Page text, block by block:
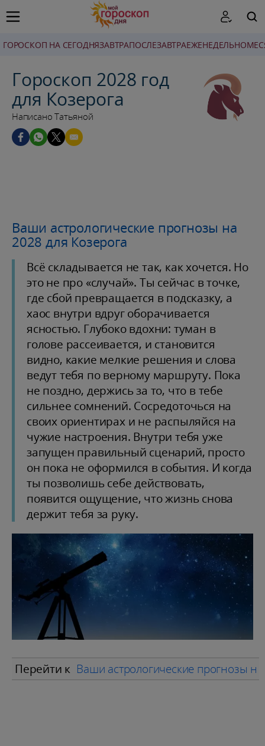
ГОРОСКОП НА СЕГОДНЯЗАВТРАПОСЛЕЗАВТРАЕЖЕНЕДЕЛЬНО
Гороскоп 2028 год
для Козерога
Написано Татьяной
Ваши астрологические прогнозы на
2028 для Козерога
Всё складывается не так, как хочется. Но
это не про «случай». Ты сейчас в точке,
где сбой превращается в подсказку, а
хаос внутри вдруг оборачивается
ясностью. Глубоко вдохни: туман в
голове рассеивается, и становится
видно, какие мелкие решения и слова
ведут тебя по верному маршруту. Пока
не поздно, держись за то, что в тебе
сильнее сомнений. Сосредоточься на
своих ориентирах и не распыляйся на
чужие настроения. Внутри тебя уже
запущен правильный сценарий, просто
он пока не оформился в события. И когда
ты позволишь себе действовать,
появится ощущение, что жизнь снова
держит тебя за руку.
Перейти к Ваши астрологические прогнозы